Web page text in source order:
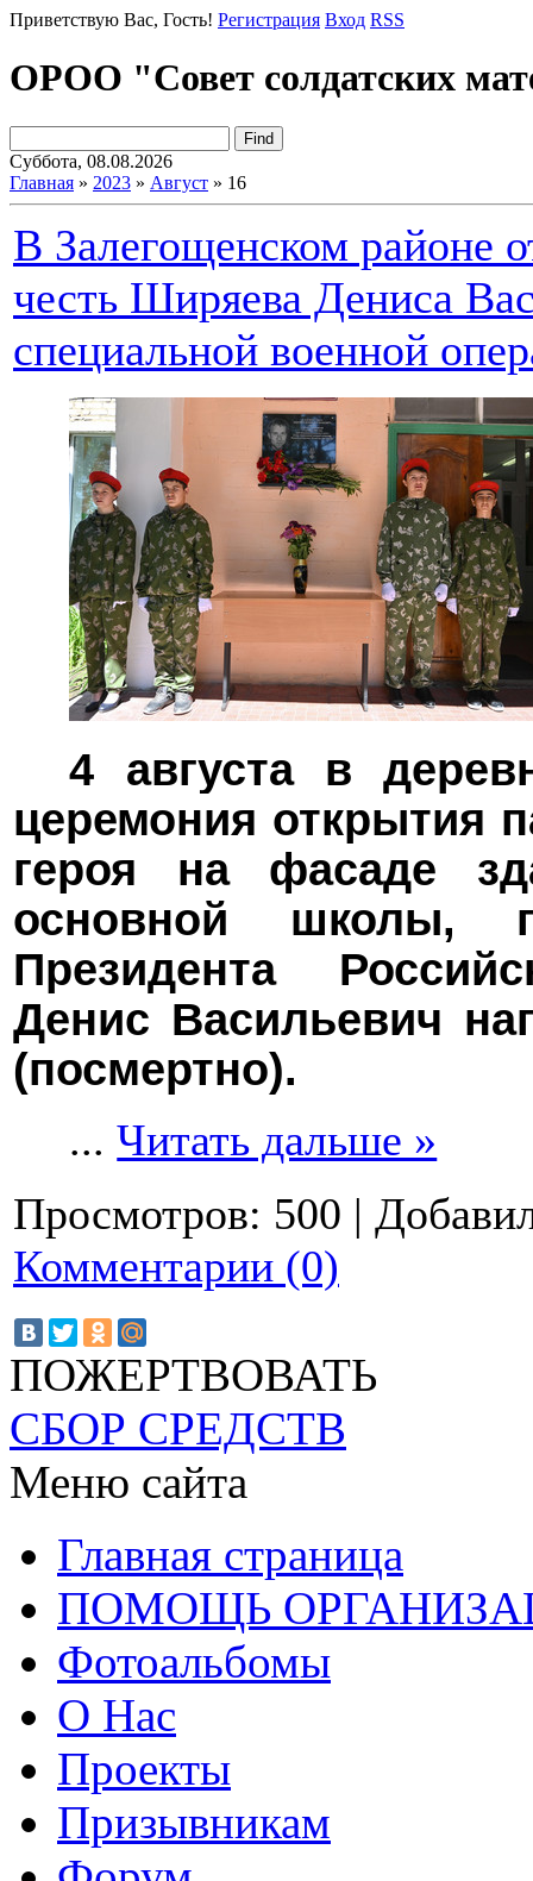
Приветствую Вас, Гость! Регистрация Вход RSS
ОРОО "Совет солдатских
Суббота, 08.08.2026
Главная » 2023 » Август » 16
В Залегощенском районе
честь Ширяева Дениса
специальной военной
4 августа в
церемония открытия
героя на фасаде
основной школы,
Президента
Денис Васильевич
(посмертно).
...Читать дальше »
Просмотров: 500 |
Комментарии (0)
ПОЖЕРТВОВАТЬ
СБОР СРЕДСТВ
Меню сайта
Главная страница
ПОМОЩЬ
Фотоальбомы
О Нас
Проекты
Призывникам